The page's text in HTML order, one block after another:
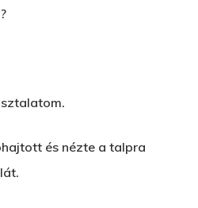
és nézte a talpra